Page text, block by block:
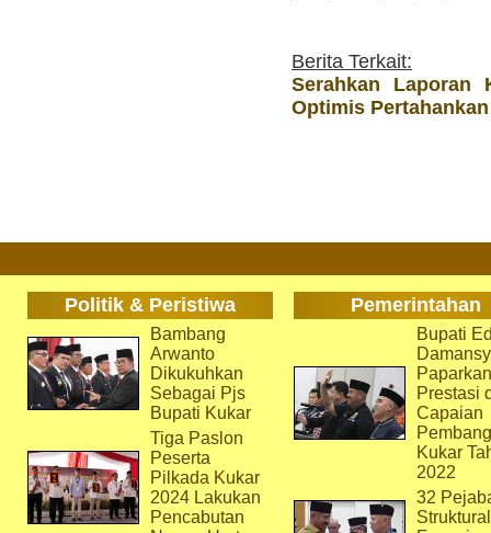
Berita Terkait:
Serahkan Laporan
Optimis
Politik & Peristiwa Pemerintahan
Bambang
Arwanto
Dikukuhkan
Sebagai Pjs
Bupati Kukar
Tiga Paslon
Peserta
Pilkada Kukar
2024 Lakukan
Pencabutan
Bupati
Paparkan
Prestasi
Capaian
Kukar
2022
32